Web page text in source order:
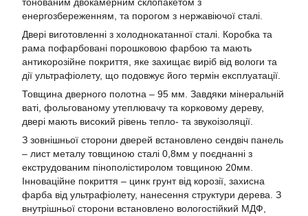
енергозбереженням, та порогом з нержавіючої сталі.
Двері виготовленні з холоднокатанної сталі. Коробка та
рама пофарбовані порошковою фарбою та мають
антикорозійне покриття, яке захищає виріб від вологи та
дії ультрафіолету, що подовжує його термін експлуатації.
Товщина дверного полотна – 95 мм. Завдяки мінеральній
ваті, фольгованому утеплювачу та корковому дереву,
двері мають високий рівень тепло- та звукоізоляції.
З зовнішньої сторони дверей встановлено сендвіч панель
– лист металу товщиною сталі 0,8мм у поєднанні з
екструдованим пінополістиролом товщиною 20мм.
Інноваційне покриття – цинк грунт від корозії, захисна
фарба від ультрафіолету, нанесення структури дерева. З
внутрішньої сторони встановлено вологостійкий МДФ,